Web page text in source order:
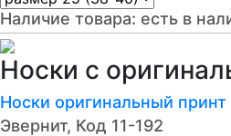
Наличие товара: есть в
Носки с
Носки оригинальный
Эвернит, Код 11-192